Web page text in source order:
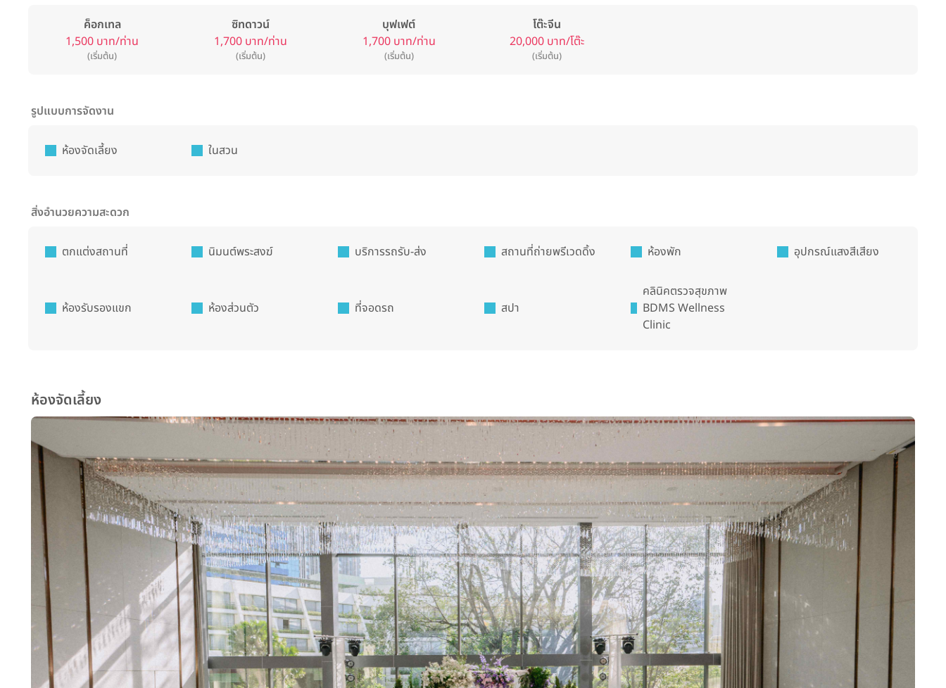
ค็อกเทล
1,500 บาท/ท่าน
(เริ่มต้น)
ซิทดาวน์
1,700 บาท/ท่าน
(เริ่มต้น)
บุฟเฟต์
1,700 บาท/ท่าน
(เริ่มต้น)
โต๊ะจีน
20,000 บาท/โต๊ะ
(เริ่มต้น)
รูปแบบการจัดงาน
ห้องจัดเลี้ยง ในสวน
สิ่งอำนวยความสะดวก
ตกแต่งสถานที่ นิมนต์พระสงฆ์ บริการรถรับ-ส่ง สถานที่ถ่ายพรีเวดดิ้ง ห้องพัก อุปกรณ์แสงสีเสียง
ห้องรับรองแขก ห้องส่วนตัว ที่จอดรถ สปา
คลินิคตรวจสุขภาพ
BDMS Wellness
Clinic
ห้องจัดเลี้ยง